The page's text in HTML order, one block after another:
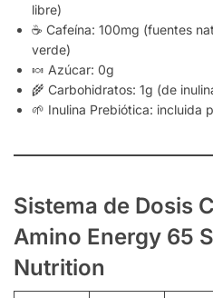
libre)
☕ Cafeína: 100mg (fuentes
verde)
🍬 Azúcar: 0g
🌾 Carbohidratos: 1g (de
🌱 Inulina Prebiótica: incluida
Sistema de Dosis
Amino Energy 65
Nutrition